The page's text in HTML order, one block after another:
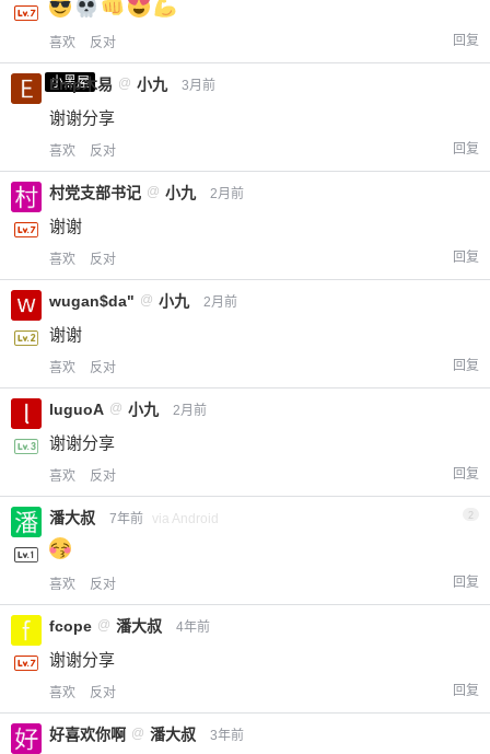
喜欢 反对 回复
小黑屋
Emp木易 @ 小九 3月前
谢谢分享
喜欢 反对 回复
村党支部书记 @ 小九 2月前
谢谢
喜欢 反对 回复
wugan$da" @ 小九 2月前
谢谢
喜欢 反对 回复
luguoA @ 小九 2月前
谢谢分享
喜欢 反对 回复
潘大叔 7年前 via Android 2
喜欢 反对 回复
fcope @ 潘大叔 4年前
谢谢分享
喜欢 反对 回复
好喜欢你啊 @ 潘大叔 3年前